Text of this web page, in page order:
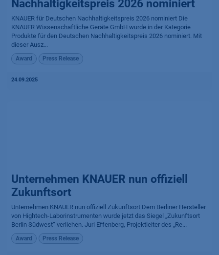
Nachhaltigkeitspreis 2026 nominiert
KNAUER für Deutschen Nachhaltigkeitspreis 2026 nominiert Die
KNAUER Wissenschaftliche Geräte GmbH wurde in der Kategorie
Produkte für den Deutschen Nachhaltigkeitspreis 2026 nominiert. Mit
dieser Ausz...
Award Press Release
24.09.2025
Unternehmen KNAUER nun offiziell
Zukunftsort
Unternehmen KNAUER nun offiziell Zukunftsort Dem Berliner Hersteller
von Hightech-Laborinstrumenten wurde jetzt das Siegel „Zukunftsort
Berlin Südwest“ verliehen. Juri Effenberg, Projektleiter des „Re...
Award Press Release